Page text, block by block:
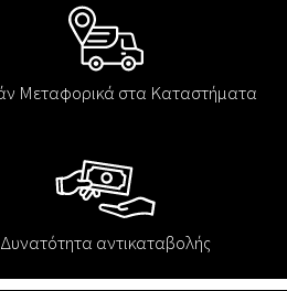
Μεταφορικά στα Καταστήματα
Δυνατότητα αντικαταβολής